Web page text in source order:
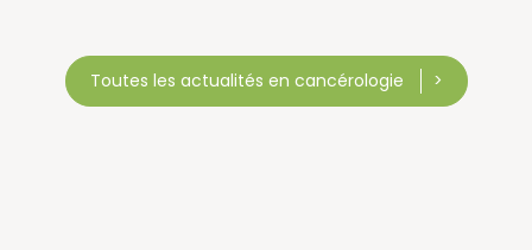
Toutes les actualités en cancérologie